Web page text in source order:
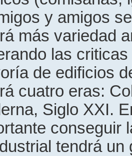
y amigos
más variedad
las
de edificios
cuatro eras:
Siglo XXI.
conseguir
tendrá